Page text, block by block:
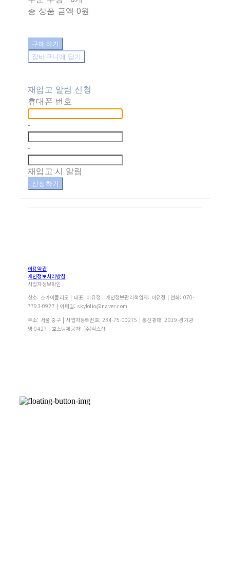
총 상품 금액 0원
구매하기
장바구니에 담기
재입고 알림 신청
휴대폰 번호
-
-
재입고 시 알림
신청하기
이용약관
개인정보처리방침
사업자정보확인
상호: 스카이폴리오 | 대표: 이유정 | 개인정보관리책임자: 이유정 | 전화: 070-
7793-0927 | 이메일: skyfolio@naver.com
주소: 서울 중구 | 사업자등록번호: 234-75-00275 | 통신판매: 2019-경기광
명-0427 | 호스팅제공자: (주)식스샵